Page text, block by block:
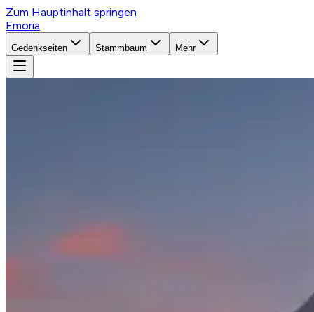
Zum Hauptinhalt springen
Emoria
Gedenkseiten Stammbaum Mehr